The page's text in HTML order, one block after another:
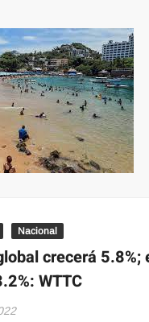
Nacional
crecerá 5.8%;
WTTC